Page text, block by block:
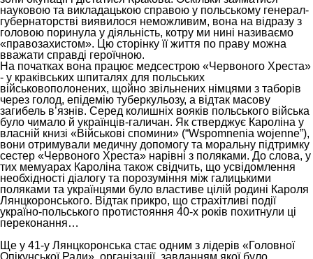
науковою та викладацькою справою у польському генерал-
губернаторстві виявилося неможливим, вона на відразу з
головою поринула у діяльність, котру ми нині називаємо
«правозахистом». Цю сторінку її життя по праву можна
вважати справді героїчною.
На початках вона працює медсестрою «Червоного Хреста»
- у краківських шпиталях для польських
військовополонених, щойно звільнених німцями з таборів
через голод, епідемію туберкульозу, а відтак масову
загибель в’язнів. Серед колишніх вояків польського війська
було чимало й українців-галичан. Як стверджує Кароліна у
власній книзі «Військові спомини» (“Wspomnenia wojenne”),
вони отримували медичну допомогу та моральну підтримку
сестер «Червоного Хреста» нарівні з поляками. До слова, у
тих мемуарах Кароліна також свідчить, що усвідомлення
необхідності діалогу та порозуміння між галицькими
поляками та українцями було властиве цілій родині Кароля
Лянцкоронського. Відтак прикро, що страхітливі події
україно-польського протистояння 40-х років похитнули ці
переконання…
Ще у 41-у Лянцкоронська стає одним з лідерів «Головної
Опікунської Ради», організації, завданням якої було